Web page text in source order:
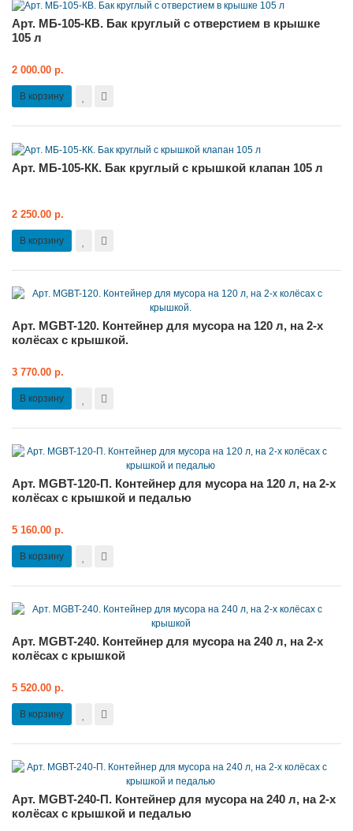
Арт. МБ-105-КВ. Бак круглый с отверстием в крышке
105 л
2 000.00 р.
В корзину
Арт. МБ-105-КК. Бак круглый с крышкой клапан 105 л
2 250.00 р.
В корзину
Арт. MGBT-120. Контейнер для мусора на 120 л, на 2-х
колёсах с крышкой.
3 770.00 р.
В корзину
Арт. MGBT-120-П. Контейнер для мусора на 120 л, на 2-х
колёсах с крышкой и педалью
5 160.00 р.
В корзину
Арт. MGBT-240. Контейнер для мусора на 240 л, на 2-х
колёсах с крышкой
5 520.00 р.
В корзину
Арт. MGBT-240-П. Контейнер для мусора на 240 л, на 2-х
колёсах с крышкой и педалью